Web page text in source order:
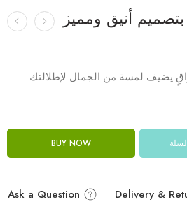
21 بتصميم راقٍ يضيف لمسة من الجمال لإطلالتك
BUY NOW